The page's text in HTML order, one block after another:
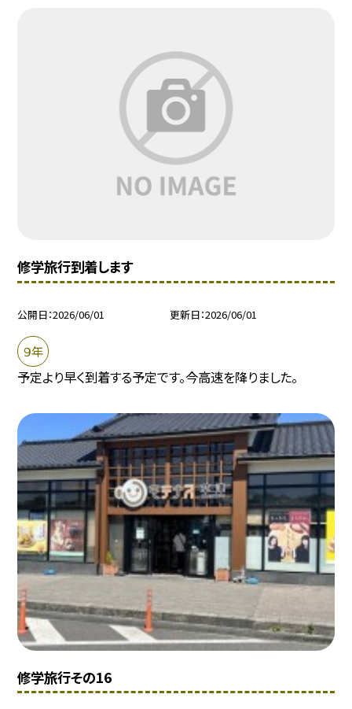
修学旅行到着します
公開日 2026/06/01 更新日 2026/06/01
９年
予定より早く到着する予定です。今高速を降りました。
修学旅行その16